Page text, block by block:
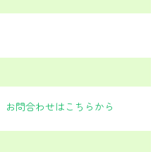
お問合わせはこちらから